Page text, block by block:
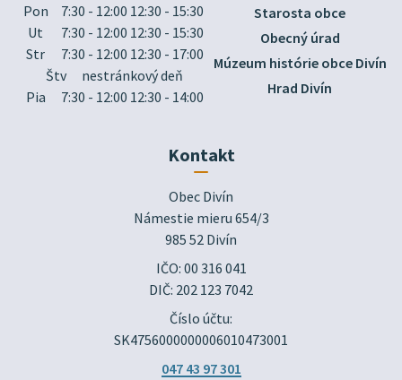
Pon
7:30 - 12:00 12:30 - 15:30
Ut
7:30 - 12:00 12:30 - 15:30
Str
7:30 - 12:00 12:30 - 17:00
Štv
nestránkový deň
Pia
7:30 - 12:00 12:30 - 14:00
Starosta obce
Obecný úrad
Múzeum histórie obce Divín
Hrad Divín
Kontakt
Obec Divín
Námestie mieru 654/3
985 52 Divín
IČO: 00 316 041
DIČ: 202 123 7042
Číslo účtu:
SK4756000000006010473001
047 43 97 301